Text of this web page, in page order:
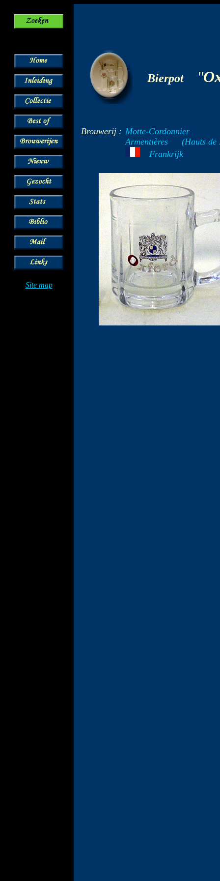
Site map
Bierpot- "
Brouwerij : Motte-Cordonnier
Armentières
(Hauts de
Frankrijk